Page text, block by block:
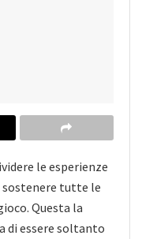
le esperienze
sostenere tutte le
Questa la
di essere soltanto